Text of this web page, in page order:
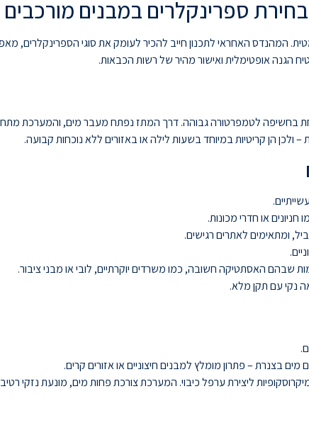
ספרינקלרים במבנים מורכבים
המהנדס האחראי לתכנון חייב להכיר לעומק את סוגי הספרינקלרים,
הגנה אופטימלית ואישור מהיר של רשות הכבאות.
בחשיפה לטמפרטורה גבוהה. דרך המתז נפתח מעבר מים, והמערכת
הן קריטיות במיוחד בשעות לילה או באזורים ללא נוכחות קבועה.
או חדרי מכונות.
ומתאימים לאתרים רגישים.
שבהם האסתטיקה חשובה, כמו משרדים יוקרתיים, לובי או מבני ציבור.
נקי עם תקן מלא.
בצנרת – פתרון מומלץ למבנים חיצוניים או אזורים קרים.
ליצירת ערפל כיבוי. המערכת צורכת פחות מים, מונעת נזקי